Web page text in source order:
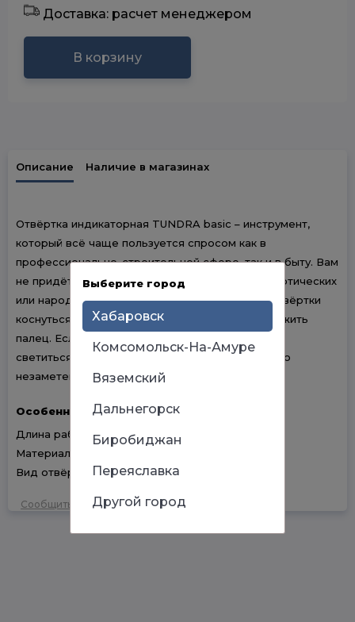
Доставка: расчет менеджером
В корзину
Описание Наличие в магазинах
Отвёртка индикаторная TUNDRA basic – инструмент,
который всё чаще пользуется спросом как в
профессионально-строительной сфере, так и в быту. Вам
не придётся искать фазу и ноль с помощью экзотических
или народных способов – достаточно жалом отвёртки
коснуться провода, а к другому её концу приложить
палец. Если напряжение есть – отвёртка начнет
светиться. Ток, проходящий по телу, совершенно
незаметен и безопасен.
Особенности
Длина рабочей части: 185 мм
Материал ручки: Пластик
Вид отвёртки: 2 в 1, Тестер
Сообщить об ошибке
Выберите город
Хабаровск
Комсомольск-На-Амуре
Вяземский
Дальнегорск
Биробиджан
Переяславка
Другой город